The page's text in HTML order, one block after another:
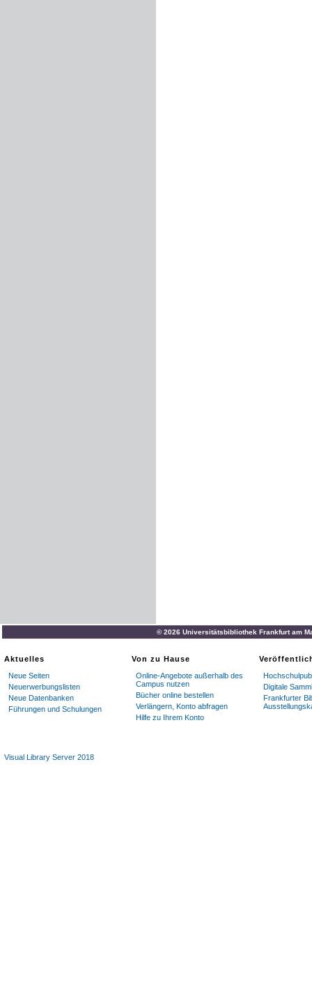
© 2026 Universitätsbibliothek Frankfurt am
Aktuelles
Neue Seiten
Neuerwerbungslisten
Neue Datenbanken
Führungen und Schulungen
Von zu Hause
Online-Angebote außerhalb des
Campus nutzen
Bücher online bestellen
Verlängern, Konto abfragen
Hilfe zu Ihrem Konto
Digitale
Frankfurter
Visual Library Server 2018